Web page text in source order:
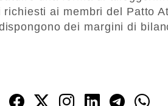
richiesti ai membri del Patto
dei margini di